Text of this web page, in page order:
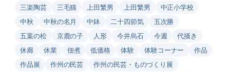
三楽陶芸
三毛猫 上田繁男 上田繁男
中正小学校
中秋
中秋の名月 中鉢 二十四節気
五次勝
五葉の松
京鹿の子 人形 今井烏石 今週
代掻き
休廊
休業 佃煮 低価格 体験 体験コーナー
作品
作品展
作州の民芸
作州の民芸・ものづくり展